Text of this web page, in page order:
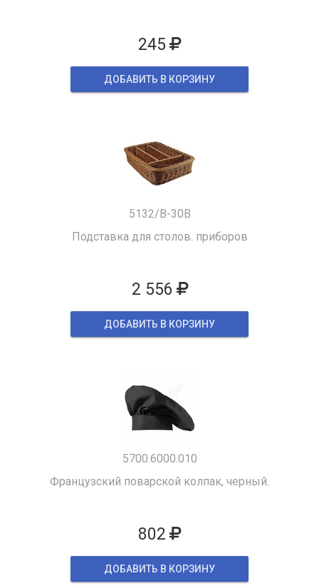
245
ДОБАВИТЬ В КОРЗИНУ
5132/B-30B
Подставка для столов. приборов
2 556
ДОБАВИТЬ В КОРЗИНУ
5700.6000.010
Французский поварской колпак, черный.
802
ДОБАВИТЬ В КОРЗИНУ